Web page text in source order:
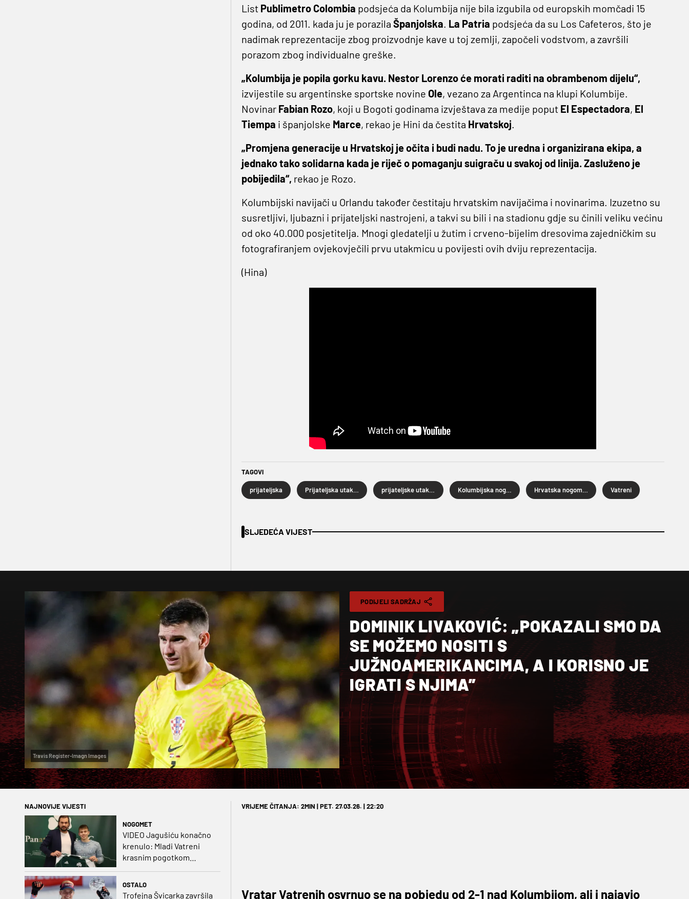
List Publimetro Colombia podsjeća da Kolumbija nije bila izgubila od europskih momčadi 15
godina, od 2011. kada ju je porazila Španjolska La Patria podsjeća da su Los Cafeteros, što je
nadimak reprezentacije zbog proizvodnje kave u toj zemlji, započeli vodstvom, a završili
porazom zbog individualne greške.
„Kolumbija je popila gorku kavu. Nestor Lorenzo će morati raditi na obrambenom dijelu“,
izvijestile su argentinske sportske novine Ole, vezano za Argentinca na klupi Kolumbije.
Novinar Fabian Rozo, koji u Bogoti godinama izvještava za medije poput El Espectadora, El
Tiempa i španjolske Marce, rekao je Hini da čestita Hrvatskoj
„Promjena generacije u Hrvatskoj je očita i budi nadu. To je uredna i organizirana ekipa, a
jednako tako solidarna kada je riječ o pomaganju suigraču u svakoj od linija. Zasluženo je
pobijedila“, rekao je Rozo.
Kolumbijski navijači u Orlandu također čestitaju hrvatskim navijačima i novinarima. Izuzetno su
susretljivi, ljubazni i prijateljski nastrojeni, a takvi su bili i na stadionu gdje su činili veliku većinu
od oko 40.000 posjetitelja. Mnogi gledatelji u žutim i crveno-bijelim dresovima zajedničkim su
fotografiranjem ovjekovječili prvu utakmicu u povijesti ovih dviju reprezentacija.
(Hina)
TAGOVI
prijateljska Kolumbijska nogometna reprezentacija Vatreni
SLJEDEĆA VIJEST
Travis Register-Imagn Images
PODIJELI SADRŽAJ
DOMINIK LIVAKOVIĆ: „POKAZALI SMO DA
SE MOŽEMO NOSITI S
JUŽNOAMERIKANCIMA, A I KORISNO JE
IGRATI S NJIMA”
NAJNOVIJE VIJESTI
NOGOMET
VIDEO Jagušiću konačno
krenulo: Mladi Vatreni
krasnim pogotkom
OSTALO
Trofejna Švicarka završila
VRIJEME ČITANJA: 2MIN | PET. 27.03.26. | 22:20
Vratar Vatrenih osvrnuo se na pobjedu od 2-1 nad Kolumbijom, ali i najavio